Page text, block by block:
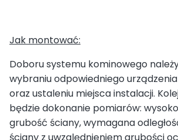
Jak montować:
Doboru systemu kominowego
wybraniu odpowiedniego
oraz ustaleniu miejsca instalacji.
będzie dokonanie pomiarów:
grubość ściany, wymagana